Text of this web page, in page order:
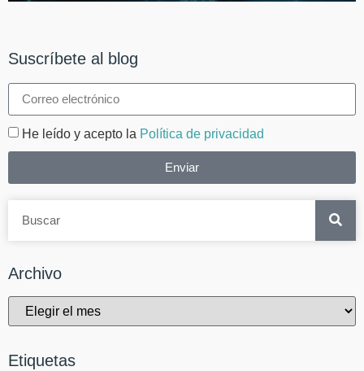
Suscríbete al blog
He leído y acepto la Política de privacidad
Enviar
Archivo
Etiquetas